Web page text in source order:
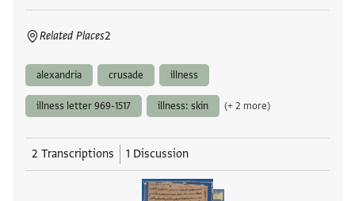
Related Places2
alexandria crusade illness
illness letter 969-1517 illness: skin (+ 2 more)
2 Transcriptions 1 Discussion